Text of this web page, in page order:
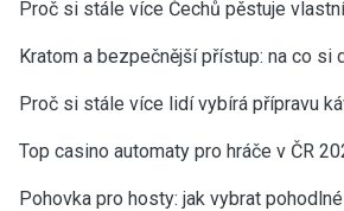
Proč si stále více Čechů pěstuje
Kratom a bezpečnější přístup: na co si
Proč si stále více lidí vybírá přípravu
Top casino automaty pro hráče v ČR
Pohovka pro hosty: jak vybrat